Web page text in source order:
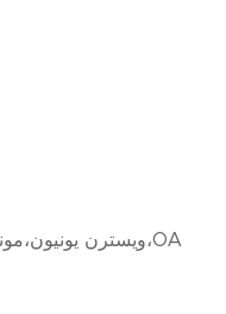
L/C،D/A،D/P،T/T،ويسترن يونيون،موني جرام،OA